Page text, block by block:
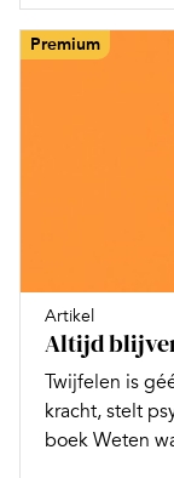
Premium
Artikel
Altijd
Twijfelen is
kracht, stelt
boek Weten